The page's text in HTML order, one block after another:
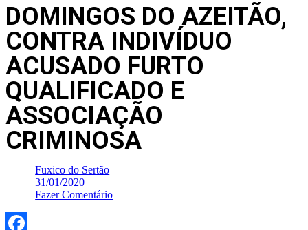
DOMINGOS DO AZEITÃO,
CONTRA INDIVÍDUO
ACUSADO FURTO
QUALIFICADO E
ASSOCIAÇÃO
CRIMINOSA
Fuxico do Sertão
31/01/2020
Fazer Comentário